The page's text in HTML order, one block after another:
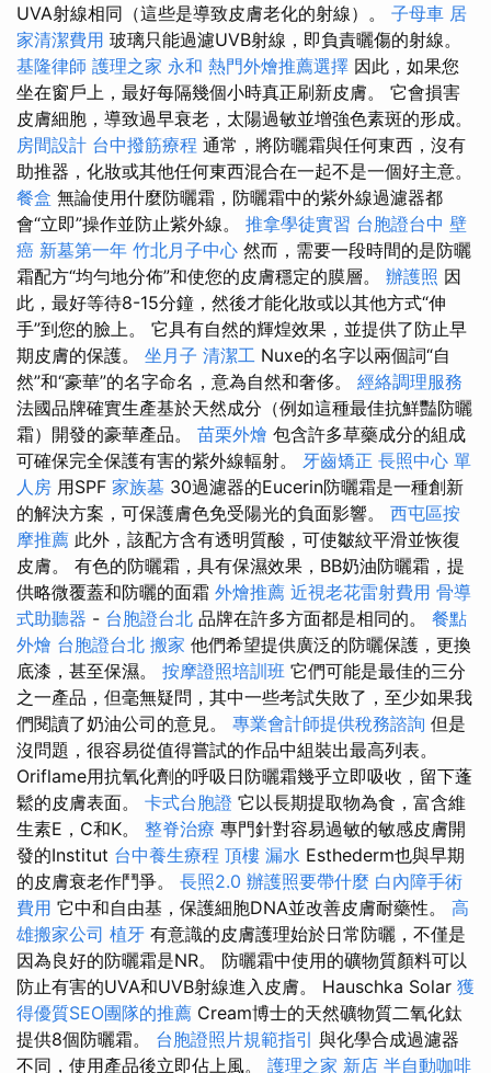
UVA射線相同（這些是導致皮膚老化的射線）。 子母車 居
家清潔費用 玻璃只能過濾UVB射線，即負責曬傷的射線。
基隆律師 護理之家 永和 熱門外燴推薦選擇 因此，如果您
坐在窗戶上，最好每隔幾個小時真正刷新皮膚。 它會損害
皮膚細胞，導致過早衰老，太陽過敏並增強色素斑的形成。
房間設計 台中撥筋療程 通常，將防曬霜與任何東西，沒有
助推器，化妝或其他任何東西混合在一起不是一個好主意。
餐盒 無論使用什麼防曬霜，防曬霜中的紫外線過濾器都
會“立即”操作並防止紫外線。 推拿學徒實習 台胞證台中 壁
癌 新墓第一年 竹北月子中心 然而，需要一段時間的是防曬
霜配方“均勻地分佈”和使您的皮膚穩定的膜層。 辦護照 因
此，最好等待8-15分鐘，然後才能化妝或以其他方式“伸
手”到您的臉上。 它具有自然的輝煌效果，並提供了防止早
期皮膚的保護。 坐月子 清潔工 Nuxe的名字以兩個詞“自
然”和“豪華”的名字命名，意為自然和奢侈。 經絡調理服務
法國品牌確實生產基於天然成分（例如這種最佳抗鮮豔防曬
霜）開發的豪華產品。 苗栗外燴 包含許多草藥成分的組成
可確保完全保護有害的紫外線輻射。 牙齒矯正 長照中心 單
人房 用SPF 家族墓 30過濾器的Eucerin防曬霜是一種創新
的解決方案，可保護膚色免受陽光的負面影響。 西屯區按
摩推薦 此外，該配方含有透明質酸，可使皺紋平滑並恢復
皮膚。 有色的防曬霜，具有保濕效果，BB奶油防曬霜，提
供略微覆蓋和防曬的面霜 外燴推薦 近視老花雷射費用 骨導
式助聽器 - 台胞證台北 品牌在許多方面都是相同的。 餐點
外燴 台胞證台北 搬家 他們希望提供廣泛的防曬保護，更換
底漆，甚至保濕。 按摩證照培訓班 它們可能是最佳的三分
之一產品，但毫無疑問，其中一些考試失敗了，至少如果我
們閱讀了奶油公司的意見。 專業會計師提供稅務諮詢 但是
沒問題，很容易從值得嘗試的作品中組裝出最高列表。
Oriflame用抗氧化劑的呼吸日防曬霜幾乎立即吸收，留下蓬
鬆的皮膚表面。 卡式台胞證 它以長期提取物為食，富含維
生素E，C和K。 整脊治療 專門針對容易過敏的敏感皮膚開
發的Institut 台中養生療程 頂樓 漏水 Esthederm也與早期
的皮膚衰老作鬥爭。 長照2.0 辦護照要帶什麼 白內障手術
費用 它中和自由基，保護細胞DNA並改善皮膚耐藥性。 高
雄搬家公司 植牙 有意識的皮膚護理始於日常防曬，不僅是
因為良好的防曬霜是NR。 防曬霜中使用的礦物質顏料可以
防止有害的UVA和UVB射線進入皮膚。 Hauschka Solar 獲
得優質SEO團隊的推薦 Cream博士的天然礦物質二氧化鈦
提供8個防曬霜。 台胞證照片規範指引 與化學合成過濾器
不同，使用產品後立即佔上風。 護理之家 新店 半自動咖啡